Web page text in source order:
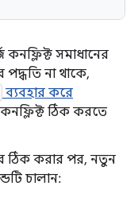
কনফ্লিক্ট সমাধানের
না থাকে,
ব্যবহার করে
ঠিক করতে
ঠিক করার পর, নতুন
চালান: